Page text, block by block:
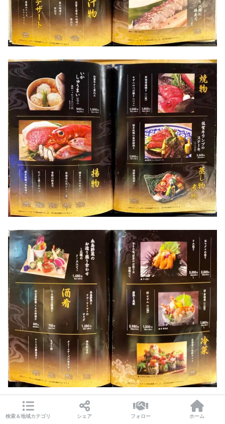
検索＆地域カテゴリ シェア フォロー ホーム